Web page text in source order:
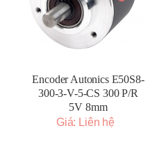
Encoder Autonics E50S8-
300-3-V-5-CS 300 P/R
5V 8mm
Giá: Liên hệ